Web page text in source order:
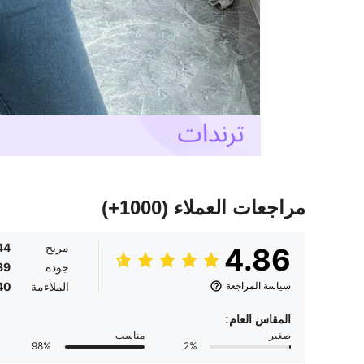
مراجعات العملاء (1000+)
4.86
سياسة المراجعة
مريح
جودة
الملاءمة
المقاس العام:
صغير
2%
مناسب
98%